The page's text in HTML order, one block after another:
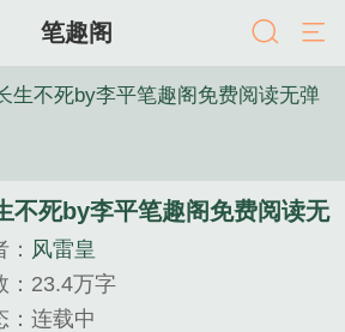
笔趣阁
生不死by李平笔趣阁免费阅读无弹
不死by李平笔趣阁免费阅读无
风雷皇
：23.4万字
：连载中